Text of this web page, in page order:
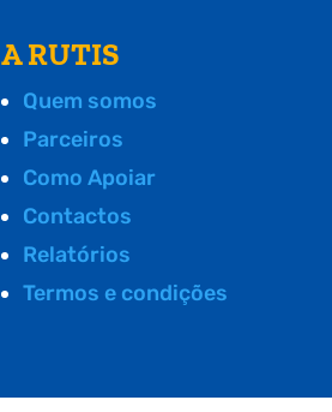
A RUTIS
Quem somos
Parceiros
Como Apoiar
Contactos
Relatórios
Termos e condições